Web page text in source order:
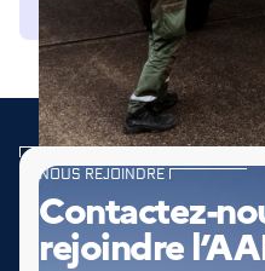
NOUS REJOINDRE
Contactez-
rejoindre